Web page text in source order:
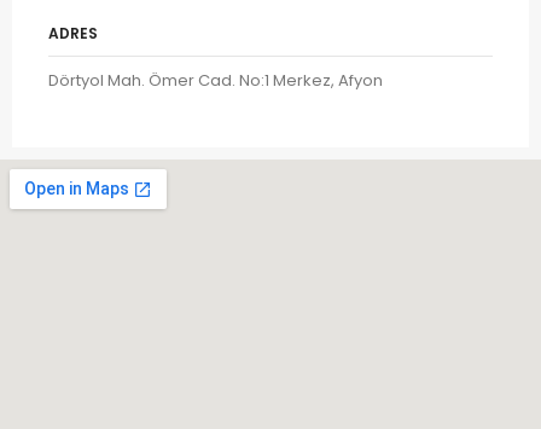
ADRES
Dörtyol Mah. Ömer Cad. No:1 Merkez, Afyon